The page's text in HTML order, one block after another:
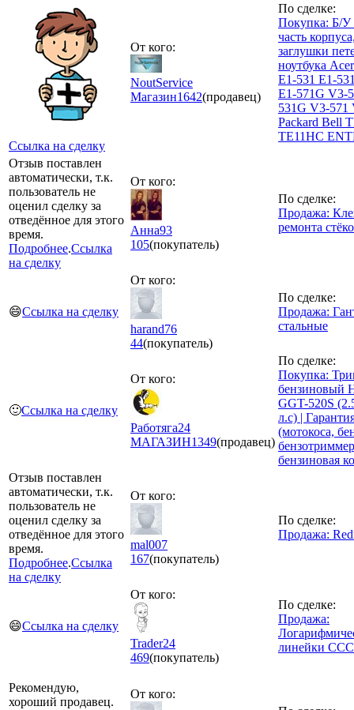
Ссылка на сделку
От кого:
NoutService
Магазин1642(продавец)
По сделке:
Покупка: Б/У
часть
заглушки
ноутбука
E1-531 E1-
E1-571G V3-
531G V3-571
Packard Bell
TE11HC
Отзыв поставлен
автоматически, т.к.
пользователь не
оценил сделку за
отведённое для этого
время.
Подробнее.Ссылка
на сделку
От кого:
Анна93
105(покупатель)
По сделке:
Продажа:
ремонта
😄Ссылка на сделку
От кого:
harand76
44(покупатель)
По сделке:
Продажа:
стальные
🙂Ссылка на сделку
От кого:
Работяга24
МАГАЗИН1349(продавец)
По сделке:
Покупка:
бензиновый
GGT-520S
л.с) |
(мотокоса,
бензиновая
Отзыв поставлен
автоматически, т.к.
пользователь не
оценил сделку за
отведённое для этого
время.
Подробнее.Ссылка
на сделку
От кого:
mal007
167(покупатель)
По сделке:
Продажа:
😄Ссылка на сделку
От кого:
Trader24
469(покупатель)
По сделке:
Продажа:
линейки
Рекомендую,
хороший продавец.
От кого: